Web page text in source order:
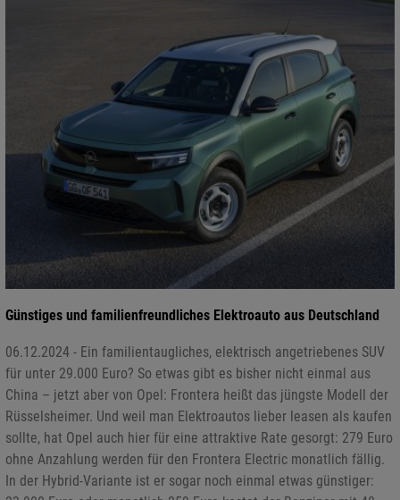
Günstiges und familienfreundliches Elektroauto aus Deutschland
06.12.2024 - Ein familientaugliches, elektrisch angetriebenes SUV
für unter 29.000 Euro? So etwas gibt es bisher nicht einmal aus
China – jetzt aber von Opel: Frontera heißt das jüngste Modell der
Rüsselsheimer. Und weil man Elektroautos lieber leasen als kaufen
sollte, hat Opel auch hier für eine attraktive Rate gesorgt: 279 Euro
ohne Anzahlung werden für den Frontera Electric monatlich fällig.
In der Hybrid-Variante ist er sogar noch einmal etwas günstiger: